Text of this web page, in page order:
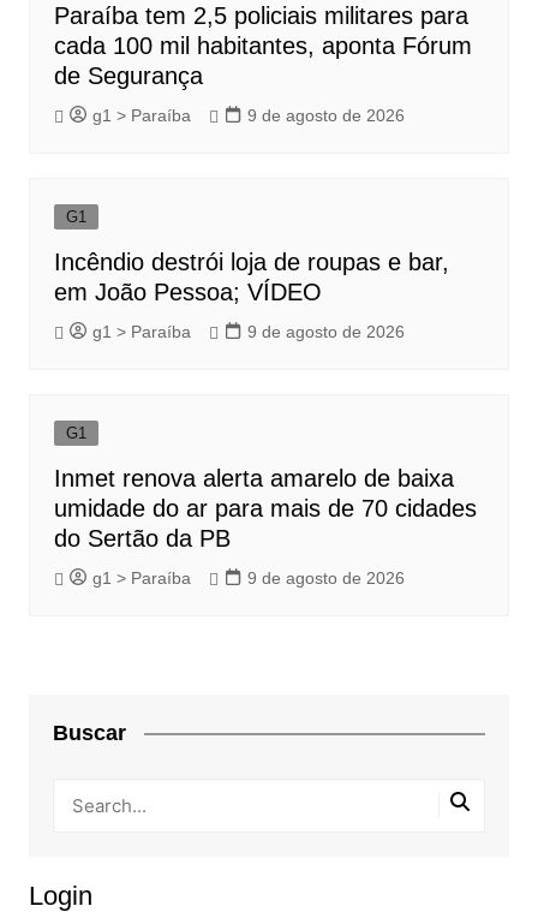
Paraíba tem 2,5 policiais militares para
cada 100 mil habitantes, aponta Fórum
de Segurança
g1 > Paraíba 9 de agosto de 2026
G1
Incêndio destrói loja de roupas e bar,
em João Pessoa; VÍDEO
g1 > Paraíba 9 de agosto de 2026
G1
Inmet renova alerta amarelo de baixa
umidade do ar para mais de 70 cidades
do Sertão da PB
g1 > Paraíba 9 de agosto de 2026
Buscar
Login